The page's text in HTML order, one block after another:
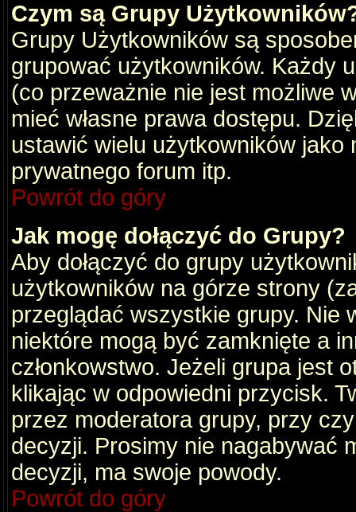
Czym są Grupy
Grupy Użytkowników są
grupować użytkowników. Każdy
(co przeważnie nie jest możliwe
mieć własne prawa dostępu.
ustawić wielu użytkowników
prywatnego forum itp.
Powrót do góry
Jak mogę dołączyć do Grupy?
Aby dołączyć do grupy
użytkowników na górze strony
przeglądać wszystkie grupy. Nie
niektóre mogą być zamknięte a
członkowstwo. Jeżeli grupa jest
klikając w odpowiedni przycisk.
przez moderatora grupy, przy
decyzji. Prosimy nie nagabywać
decyzji, ma swoje powody.
Powrót do góry